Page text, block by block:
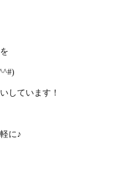
しています！
に♪